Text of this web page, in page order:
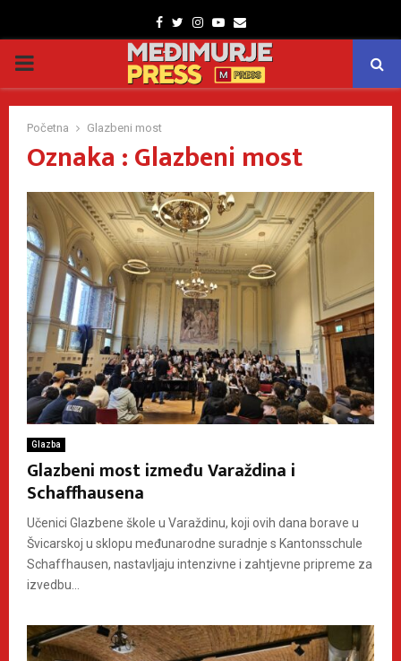
Facebook
TwitterInstagram
Youtube
Email
PRIMARY
MENU
Početna Glazbeni most
Oznaka : Glazbeni most
Glazba
Glazbeni most između Varaždina i
Schaffhausena
Učenici Glazbene škole u Varaždinu, koji ovih dana borave u
Švicarskoj u sklopu međunarodne suradnje s Kantonsschule
Schaffhausen, nastavljaju intenzivne i zahtjevne pripreme za
izvedbu...